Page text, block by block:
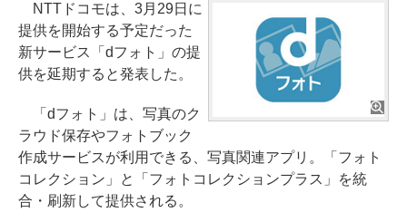
NTTドコモは、3月29日に
提供を開始する予定だった
新サービス「dフォト」の提
供を延期すると発表した。
「dフォト」は、写真のク
ラウド保存やフォトブック
作成サービスが利用できる、写真関連アプリ。「フォト
コレクション」と「フォトコレクションプラス」を統
合・刷新して提供される。